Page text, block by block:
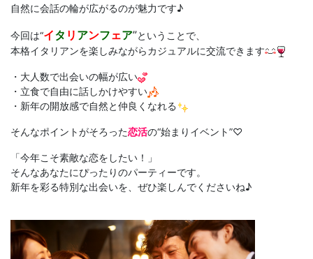
自然に会話の輪が広がるのが魅力です♪
今回は“イタ リ アンフェア”ということで、
本格イタリアンを楽しみながらカジュアルに交流できます
・大人数で出会いの幅が広い
・立食で自由に話しかけやすい
・新年の開放感で自然と仲良くなれる
そんなポイントがそろった恋活の“始まりイベント”♡
「今年こそ素敵な恋をしたい！」
そんなあなたにぴったりのパーティーです。
新年を彩る特別な出会いを、ぜひ楽しんでくださいね♪